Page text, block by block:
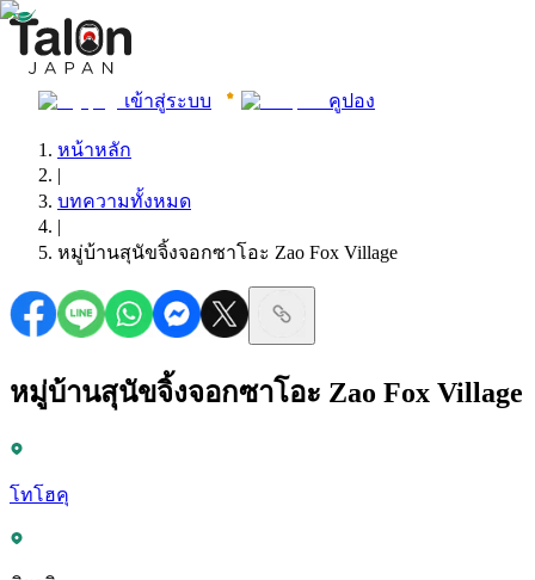
เข้าสู่ระบบ คูปอง
หน้าหลัก
|
บทความทั้งหมด
|
หมู่บ้านสุนัขจิ้งจอกซาโอะ Zao Fox Village
หมู่บ้านสุนัขจิ้งจอกซาโอะ Zao Fox Village
โทโฮคุ